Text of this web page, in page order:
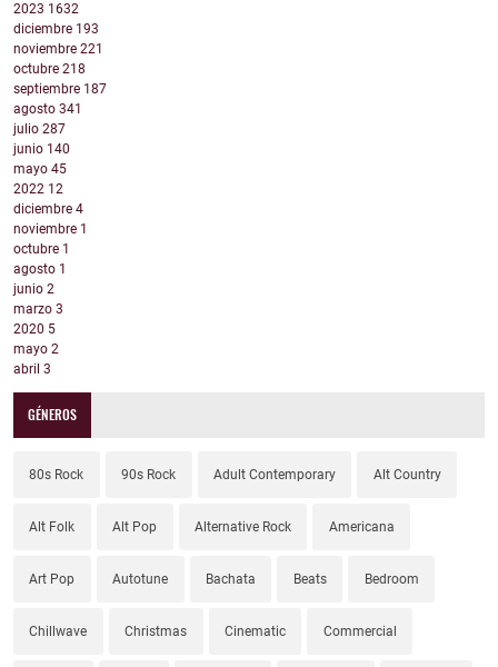
2023 1632
diciembre 193
noviembre 221
octubre 218
septiembre 187
agosto 341
julio 287
junio 140
mayo 45
2022 12
diciembre 4
noviembre 1
octubre 1
agosto 1
junio 2
marzo 3
2020 5
mayo 2
abril 3
GÉNEROS
80s Rock 90s Rock Adult Contemporary Alt Country
Alt Folk Alt Pop Alternative Rock Americana
Art Pop Autotune Bachata Beats Bedroom
Chillwave Christmas Cinematic Commercial